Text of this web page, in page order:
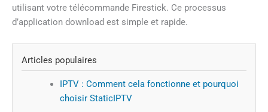
utilisant votre télécommande Firestick. Ce processus
d’application download est simple et rapide.
Articles populaires
IPTV : Comment cela fonctionne et pourquoi
choisir StaticIPTV